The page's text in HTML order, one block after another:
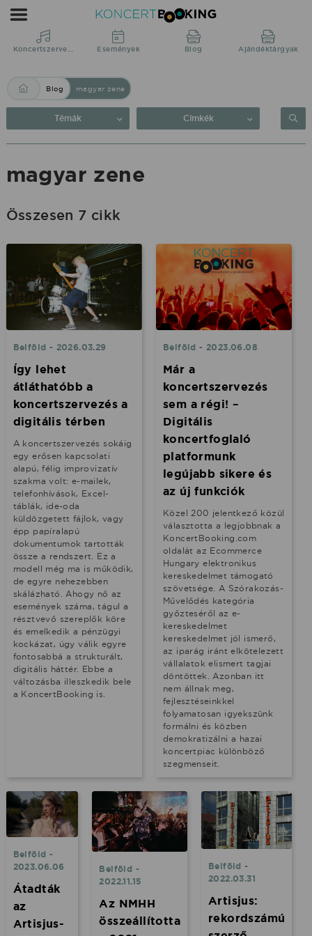
Blog:
magyar
zene
KoncertBooking
Közvetlenül
a
Koncertszervezés Események Blog Ajándéktárgyak
Blog magyar zene
Témák Címkék
magyar zene
Összesen 7 cikk
Belföld - 2026.03.29
Így lehet
átláthatóbb a
koncertszervezés a
digitális térben
A koncertszervezés sokáig
egy erősen kapcsolati
alapú, félig improvizatív
szakma volt: e-mailek,
telefonhívások, Excel-
táblák, ide-oda
küldözgetett fájlok, vagy
épp papíralapú
dokumentumok tartották
össze a rendszert. Ez a
modell még ma is működik,
de egyre nehezebben
skálázható. Ahogy nő az
események száma, tágul a
résztvevő szereplők köre
és emelkedik a pénzügyi
kockázat, úgy válik egyre
fontosabbá a strukturált,
digitális háttér. Ebbe a
változásba illeszkedik bele
a KoncertBooking is.
Belföld - 2023.06.08
Már a
koncertszervezés
sem a régi! –
Digitális
koncertfoglaló
platformunk
legújabb sikere és
az új funkciók
Közel 200 jelentkező közül
választotta a legjobbnak a
KoncertBooking.com
oldalát az Ecommerce
Hungary elektronikus
kereskedelmet támogató
szövetsége. A Szórakozás-
Művelődés kategória
győzteséről az e-
kereskedelmet
kereskedelmet jól ismerő,
az iparág iránt elkötelezett
vállalatok elismert tagjai
döntöttek. Azonban itt
nem állnak meg,
fejlesztéseinkkel
folyamatosan igyekszünk
formálni és közben
demokratizálni a hazai
koncertpiac különböző
szegmenseit.
Belföld -
2023.06.06
Átadták
az
Artisjus-
Belföld -
2022.11.15
Az NMHH
összeállította
Belföld -
2022.03.31
Artisjus:
rekordszámú